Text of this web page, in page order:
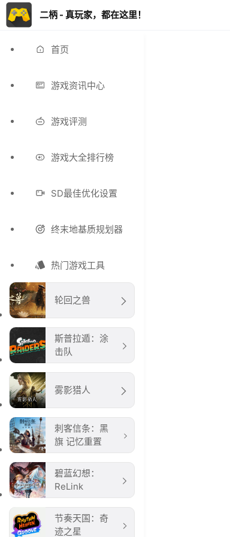
二柄 - 真玩家，都在这里！
首页
游戏资讯中心
游戏评测
游戏大全排行榜
SD最佳优化设置
终末地基质规划器
热门游戏工具
轮回之兽
斯普拉遁：涂
击队
雾影猎人
刺客信条：黑
旗 记忆重置
碧蓝幻想：
ReLink
节奏天国：奇
迹之星